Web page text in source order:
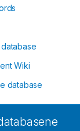
database
Wiki
database